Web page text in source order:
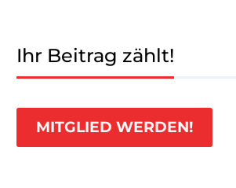
Ihr Beitrag zählt!
MITGLIED WERDEN!